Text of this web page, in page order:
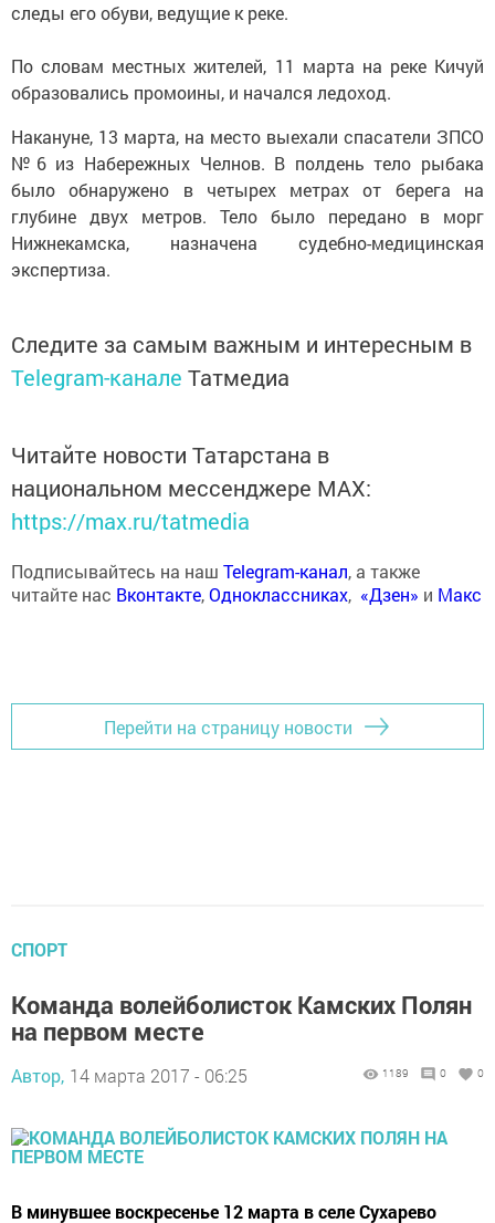
следы его обуви, ведущие к реке.
По словам местных жителей, 11 марта на реке Кичуй
образовались промоины, и начался ледоход.
Накануне, 13 марта, на место выехали спасатели ЗПСО
№6 из Набережных Челнов. В полдень тело рыбака
было обнаружено в четырех метрах от берега на
глубине двух метров. Тело было передано в морг
Нижнекамска, назначена судебно-медицинская
экспертиза.
Следите за самым важным и интересным в
Telegram-канале Татмедиа
Читайте новости Татарстана в
национальном мессенджере MАХ:
https://max.ru/tatmedia
Подписывайтесь на наш Telegram-канал, а также
читайте нас Вконтакте,Одноклассниках, «Дзен» и Макс
Перейти на страницу новости
СПОРТ
Команда волейболисток Камских Полян
на первом месте
Автор, 14 марта 2017 - 06:25 1189 0 0
В минувшее воскресенье 12 марта в селе Сухарево